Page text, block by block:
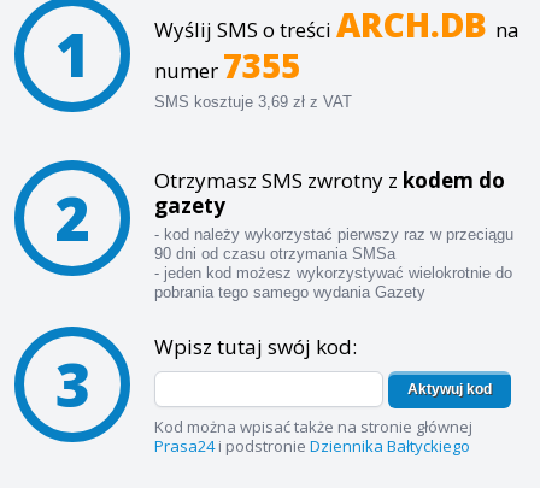
1 Wyślij SMS o treści ARCH.DB na
numer 7355
SMS kosztuje 3,69 zł z VAT
2 Otrzymasz SMS zwrotny z kodem do
gazety
- kod należy wykorzystać pierwszy raz w przeciągu
90 dni od czasu otrzymania SMSa
- jeden kod możesz wykorzystywać wielokrotnie do
pobrania tego samego wydania Gazety
3 Wpisz tutaj swój kod:
Aktywuj kod
Kod można wpisać także na stronie głównej
Prasa24i podstronie Dziennika Bałtyckiego